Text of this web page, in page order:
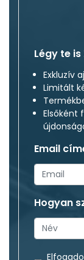
Légy te
Exkluzív
Limitált
Elsőként
Email
Hogyan